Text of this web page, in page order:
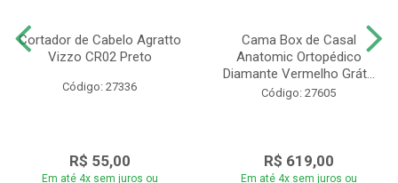
Cortador de Cabelo Agratto
Vizzo CR02 Preto
Código: 27336
R$ 55,00
Em até 4x sem juros ou
Cama Box de Casal
Anatomic Ortopédico
Diamante Vermelho Grát...
Código: 27605
R$ 619,00
Em até 4x sem juros ou